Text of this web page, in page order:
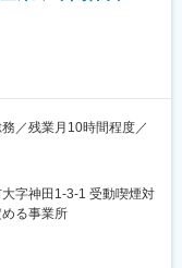
。
を取得しており、時短
庭事情で退職された社
ーン制度の導入等、女
んでいます。
員が安心して働ける職
ションであり、将来的
待しています。
管理部門内での異動の
：
、部分的な担当に留ま
方に最適です。
、過度な残業を抑えた
／残業月10時間程度／
営の中枢を支えるやり
く長期的に働ける環境
で腰を据えてキャリア
字神田1-3-1 受動喫煙対
る事業所